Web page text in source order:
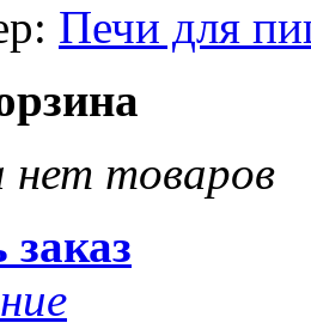
Печи для
нет товаров